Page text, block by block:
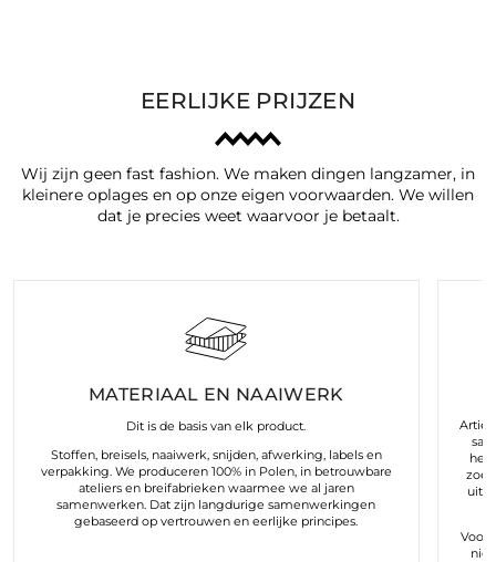
EERLIJKE PRIJZEN
Wij zijn geen fast fashion. We maken dingen langzamer, in
kleinere oplages en op onze eigen voorwaarden. We willen
dat je precies weet waarvoor je betaalt.
MATERIAAL EN NAAIWERK
Dit is de basis van elk product.
Stoffen, breisels, naaiwerk, snijden, afwerking, labels en
verpakking. We produceren 100% in Polen, in betrouwbare
ateliers en breifabrieken waarmee we al jaren
samenwerken. Dat zijn langdurige samenwerkingen
gebaseerd op vertrouwen en eerlijke principes.
uit
Voor